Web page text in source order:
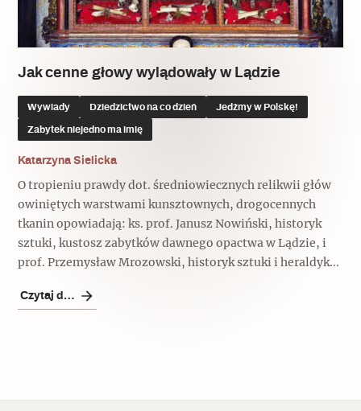
Kruchość rzeczy
Wywiady
Popularne
Dolnośląski Indiana Jones
Recenzje
Jak wskrzesić smak
Ludzie
Popularne
Siostry rzeźbiarki
Biskupin - rezerwat archeologiczny
Muzea od nowa
Popularne
Narodowego Muzeum Techniki
Polska ze smakiem
Zobacz również
Patronaty
MonumentApp
Mapa skojarzeń
Krakowskie Kawiarnie
Jak cenne głowy wylądowały w Lądzie
Wywiady Dziedzictwo na co dzień Jedźmy w Polskę!
Zabytek niejedno ma imię
Katarzyna Sielicka
O tropieniu prawdy dot. średniowiecznych relikwii głów
owiniętych warstwami kunsztownych, drogocennych
tkanin opowiadają: ks. prof. Janusz Nowiński, historyk
sztuki, kustosz zabytków dawnego opactwa w Lądzie, i
prof. Przemysław Mrozowski, historyk sztuki i heraldyk...
Czytaj dalej